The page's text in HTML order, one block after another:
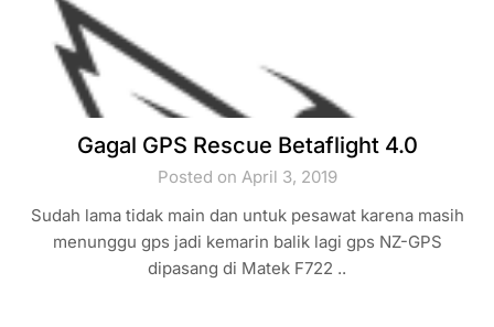
Gagal GPS Rescue Betaflight 4.0
Posted on April 3, 2019
Sudah lama tidak main dan untuk pesawat karena masih
menunggu gps jadi kemarin balik lagi gps NZ-GPS
dipasang di Matek F722 ..